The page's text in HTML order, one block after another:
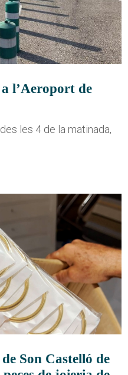
l’Aeroport de
les 4 de la matinada,
Son Castelló de